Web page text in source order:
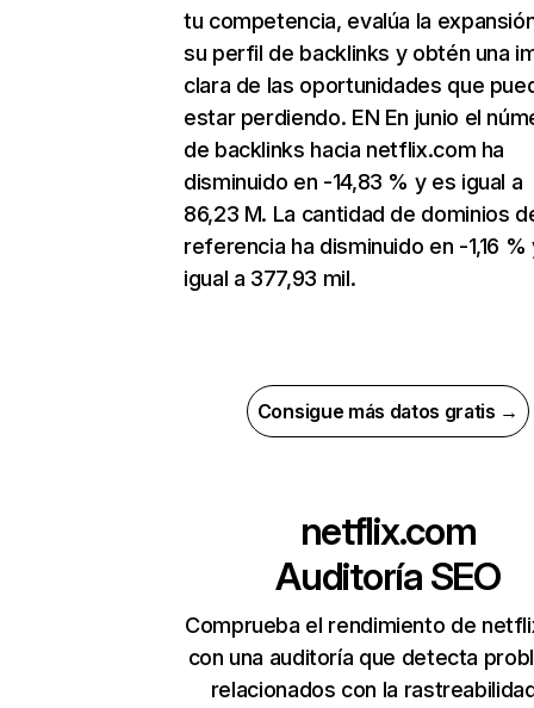
tu competencia, evalúa la
su perfil de backlinks y obtén una
clara de las oportunidades que
estar perdiendo. EN En junio el
de backlinks hacia netflix.com ha
disminuido en -14,83 % y es igual a
86,23 M. La cantidad de dominios
referencia ha disminuido en -1,16 %
igual a 377,93 mil.
Consigue más datos gratis →
netflix.com
Auditoría SEO
Comprueba el rendimiento de
con una auditoría que detecta
relacionados con la